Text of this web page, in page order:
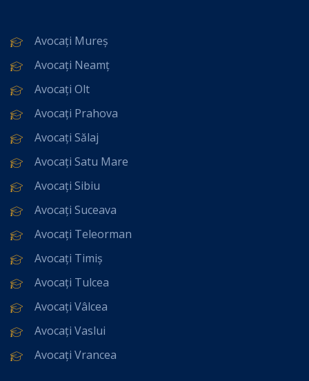
Avocați Mureș
Avocați Neamț
Avocați Olt
Avocați Prahova
Avocați Sălaj
Avocați Satu Mare
Avocați Sibiu
Avocați Suceava
Avocați Teleorman
Avocați Timiș
Avocați Tulcea
Avocați Vâlcea
Avocați Vaslui
Avocați Vrancea